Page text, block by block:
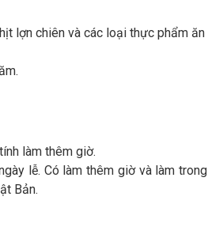
lợn chiên và các loại thực phẩm ăn
làm thêm giờ.
lễ. Có làm thêm giờ và làm
Bản.